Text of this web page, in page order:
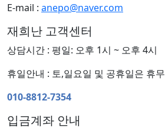
E-mail : anepo@naver.com
재희난 고객센터
상담시간 : 평일: 오후 1시 ~ 오후 4시
휴일안내 : 토,일요일 및 공휴일은 휴무
010-8812-7354
입금계좌 안내